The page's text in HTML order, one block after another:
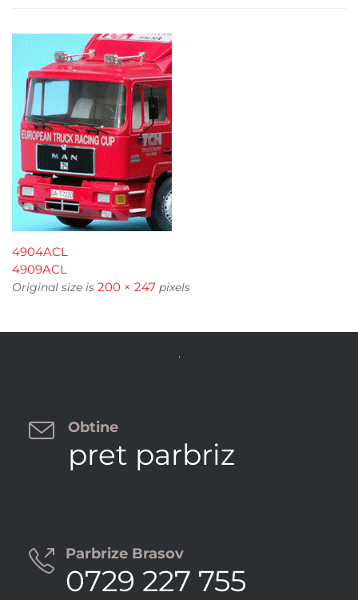
4904ACL
4909ACL
Original size is 200 × 247 pixels
 Obtine
pret parbriz
 Parbrize Brasov
0729 227 755